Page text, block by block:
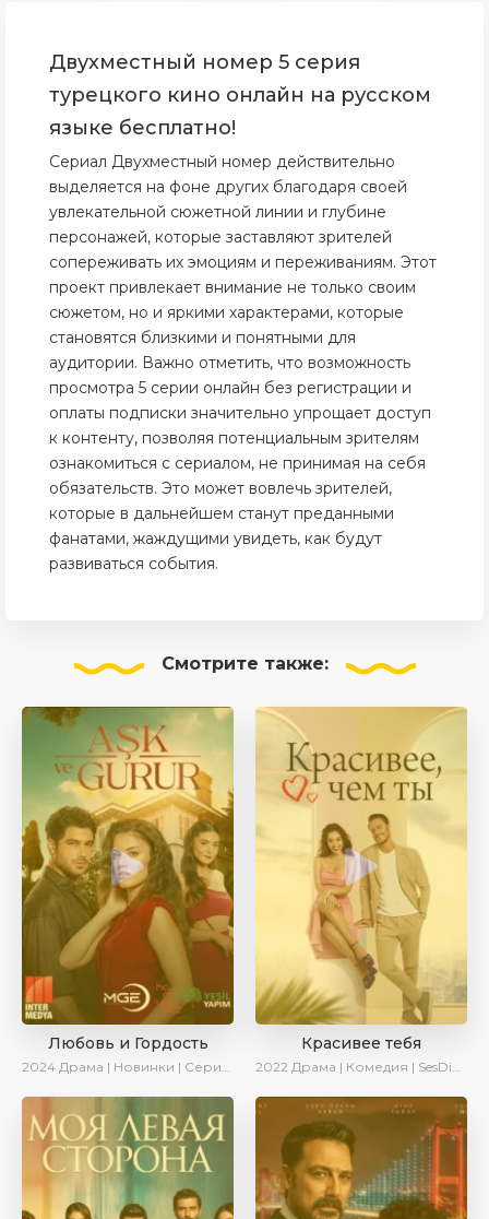
Двухместный номер 5 серия
турецкого кино онлайн на русском
языке бесплатно!
Сериал Двухместный номер действительно
выделяется на фоне других благодаря своей
увлекательной сюжетной линии и глубине
персонажей, которые заставляют зрителей
сопереживать их эмоциям и переживаниям. Этот
проект привлекает внимание не только своим
сюжетом, но и яркими характерами, которые
становятся близкими и понятными для
аудитории. Важно отметить, что возможность
просмотра 5 серии онлайн без регистрации и
оплаты подписки значительно упрощает доступ
к контенту, позволяя потенциальным зрителям
ознакомиться с сериалом, не принимая на себя
обязательств. Это может вовлечь зрителей,
которые в дальнейшем станут преданными
фанатами, жаждущими увидеть, как будут
развиваться события.
Смотрите также:
Любовь и Гордость
2024 Драма | Новинки | Сериалы 2024
Красивее тебя
2022 Драма | Комедия | SesDizi | AveTurk | Turok1990